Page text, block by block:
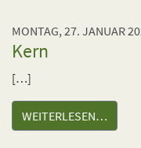
MONTAG, 27. JANUAR
Kern
[…]
WEITERLESEN…